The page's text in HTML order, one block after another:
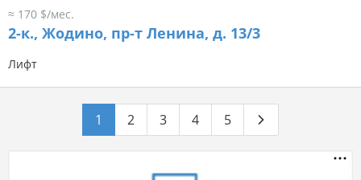
≈ 170 $/мес.
2-к., Жодино, пр-т Ленина, д. 13/3
Лифт
1 2 3 4 5